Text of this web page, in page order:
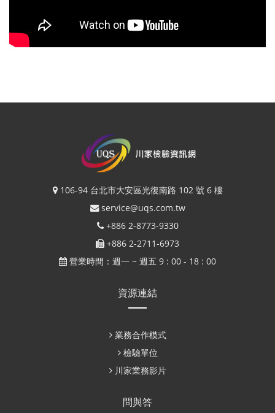
106-94 台北市大安區光復南路 102 號 6 樓
service@uqs.com.tw
+886 2-8773-9330
+886 2-2711-6973
營業時間：週一 ~ 週五 9 : 00 - 18 : 00
資源連結
業務合作模式
檢驗單位
川家業務影片
問與答